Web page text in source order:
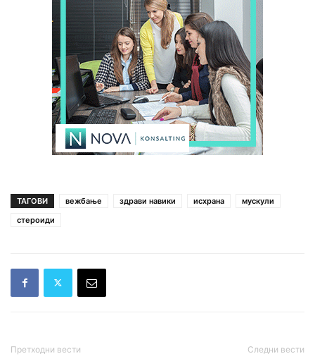
ТАГОВИ вежбање здрави навики исхрана
мускули
стероиди
Претходни вести Следни вести